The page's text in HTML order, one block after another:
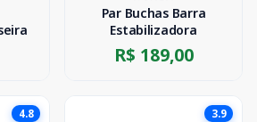
Par Buchas Barra
Estabilizadora
R$ 189,00
4.8 3.9